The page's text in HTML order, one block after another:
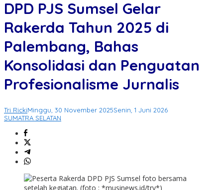
DPD PJS Sumsel Gelar
Rakerda Tahun 2025 di
Palembang, Bahas
Konsolidasi dan Penguatan
Profesionalisme Jurnalis
Tri RickiMinggu, 30 November 2025Senin, 1 Juni 2026
SUMATRA SELATAN